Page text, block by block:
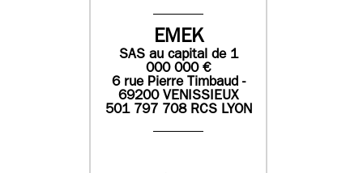
EMEK
SASau capital de 1
000 000€
6 rue Pierre Timbaud -
69200 VENISSIEUX
501 797 708 RCS LYON